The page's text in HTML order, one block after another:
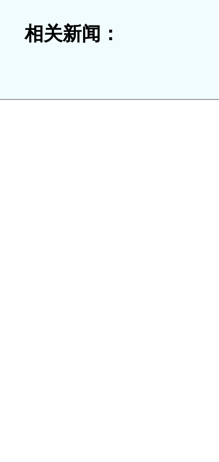
相关新闻：